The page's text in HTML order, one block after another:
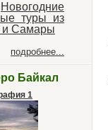
Новогодние
туры из
и Самары
подробнее...
Байкал
1